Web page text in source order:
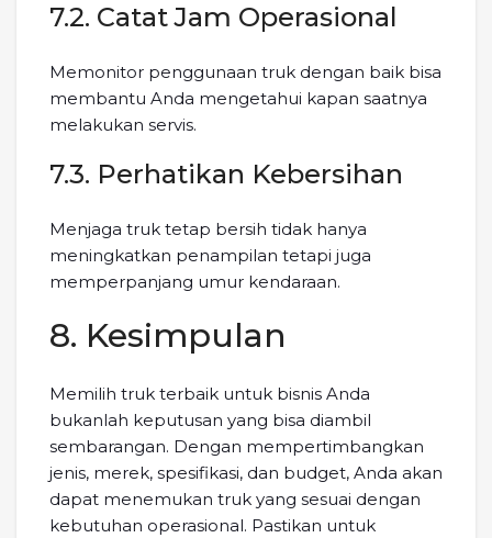
7.2. Catat Jam Operasional
Memonitor penggunaan truk dengan baik bisa
membantu Anda mengetahui kapan saatnya
melakukan servis.
7.3. Perhatikan Kebersihan
Menjaga truk tetap bersih tidak hanya
meningkatkan penampilan tetapi juga
memperpanjang umur kendaraan.
8. Kesimpulan
Memilih truk terbaik untuk bisnis Anda
bukanlah keputusan yang bisa diambil
sembarangan. Dengan mempertimbangkan
jenis, merek, spesifikasi, dan budget, Anda akan
dapat menemukan truk yang sesuai dengan
kebutuhan operasional. Pastikan untuk